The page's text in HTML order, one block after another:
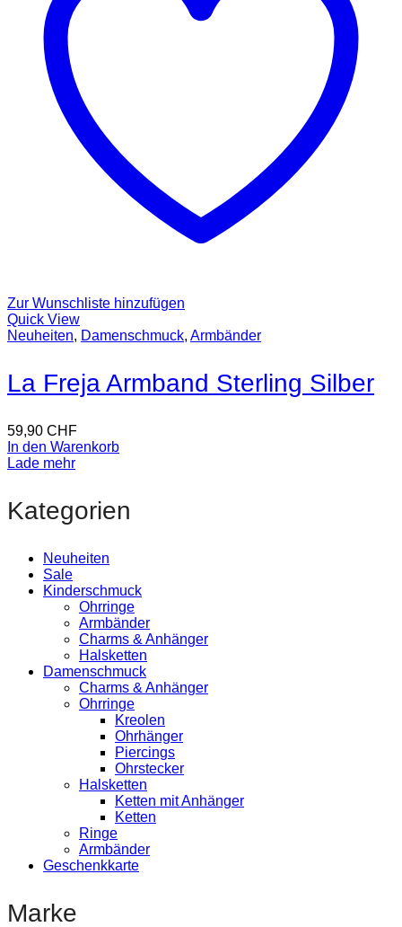
Zur Wunschliste hinzufügen
Quick View
Neuheiten, Damenschmuck, Armbänder
La Freja Armband Sterling Silber
59,90 CHF
In den Warenkorb
Lade mehr
Kategorien
Neuheiten
Sale
Kinderschmuck
Ohrringe
Armbänder
Charms & Anhänger
Halsketten
Damenschmuck
Charms & Anhänger
Ohrringe
Kreolen
Ohrhänger
Piercings
Ohrstecker
Halsketten
Ketten mit Anhänger
Ketten
Ringe
Armbänder
Geschenkkarte
Marke